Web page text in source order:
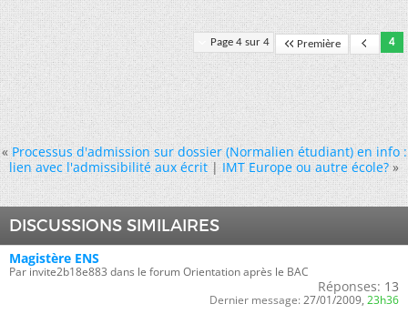
Page 4 sur 4 Première 4
« Processus d'admission sur dossier (Normalien étudiant) en info :
lien avec l'admissibilité aux écrit|IMT Europe ou autre école? »
DISCUSSIONS SIMILAIRES
Magistère ENS
Par invite2b18e883 dans le forum Orientation après le BAC
Réponses: 13
Dernier message: 27/01/2009, 23h36